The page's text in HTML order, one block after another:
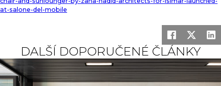
at-salone-del-mobile
DALŠÍ DOPORUČENÉ ČLÁNKY